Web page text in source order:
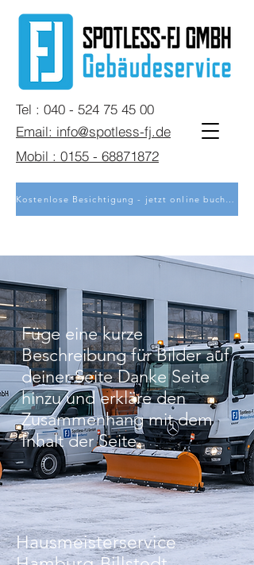
Mobil : 0155 - 68871872
Tel : 040 - 524 75 45 00
Email: info@spotless-fj.de
Kostenlose Besichtigung - jetzt online buchen
Füge eine kurze
Beschreibung für Bilder auf
deiner Seite Danke Seite
hinzu und erkläre den
Zusammenhang mit dem
Inhalt der Seite.
Hausmeisterservice